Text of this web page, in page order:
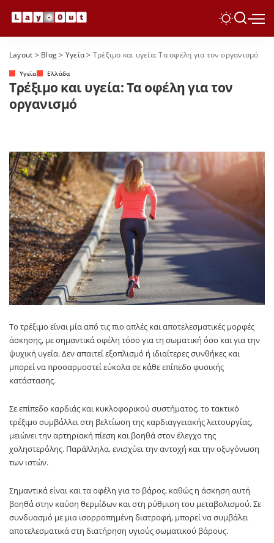
Layout > Blog> Yγεία> Τρέξιμο και υγεία: Τα οφέλη για τον οργανισμό
Yγεία Ελλάδα
Τρέξιμο και υγεία: Τα οφέλη για τον
οργανισμό
Το τρέξιμο είναι μία από τις πιο απλές και αποτελεσματικές μορφές
άσκησης, με σημαντικά οφέλη τόσο για τη σωματική όσο και για την
ψυχική υγεία. Δεν απαιτεί εξοπλισμό ή ιδιαίτερες συνθήκες και
μπορεί να προσαρμοστεί εύκολα σε κάθε επίπεδο φυσικής
κατάστασης.
Σε επίπεδο καρδιάς και κυκλοφορικού συστήματος, το τακτικό
τρέξιμο συμβάλλει στη βελτίωση της καρδιαγγειακής λειτουργίας,
μειώνει την αρτηριακή πίεση και βοηθά στον έλεγχο της
χοληστερόλης. Παράλληλα, ενισχύει την αντοχή και την οξυγόνωση
των ιστών.
Σημαντικά είναι και τα οφέλη για το βάρος, καθώς η άσκηση αυτή
βοηθά στην καύση θερμίδων και στη ρύθμιση του μεταβολισμού. Σε
συνδυασμό με μια ισορροπημένη διατροφή, μπορεί να συμβάλει
αποτελεσματικά στη διατήρηση υγιούς σωματικού βάρους.